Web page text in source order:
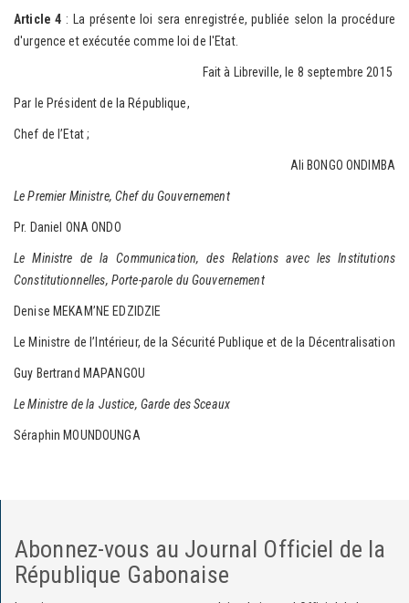
Article 4 : La présente loi sera enregistrée, publiée selon la procédure
d'urgence et exécutée comme loi de l'Etat.
Fait à Libreville, le 8 septembre 2015
Par le Président de la République,
Chef de l’Etat ;
Ali BONGO ONDIMBA
Le Premier Ministre, Chef du Gouvernement
Pr. Daniel ONA ONDO
Le Ministre de la Communication, des Relations avec les Institutions
Constitutionnelles, Porte-parole du Gouvernement
Denise MEKAM’NE EDZIDZIE
Le Ministre de l’Intérieur, de la Sécurité Publique et de la Décentralisation
Guy Bertrand MAPANGOU
Le Ministre de la Justice, Garde des Sceaux
Séraphin MOUNDOUNGA
Abonnez-vous au Journal Officiel de la
République Gabonaise